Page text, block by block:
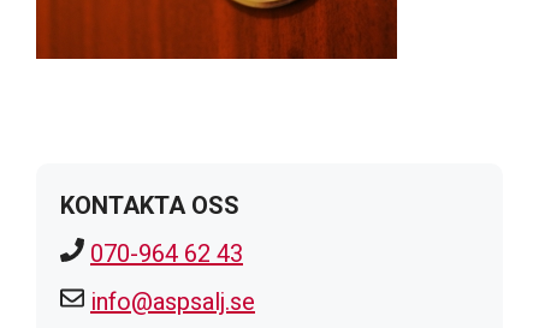
KONTAKTA OSS
070-964 62 43
info@aspsalj.se